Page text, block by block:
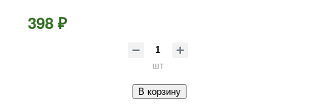
398 ₽
шт
В корзину